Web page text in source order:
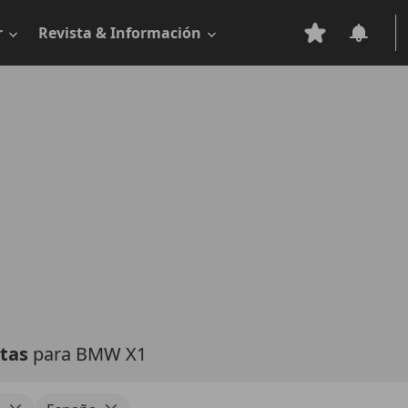
Revista & Información
para BMW X1